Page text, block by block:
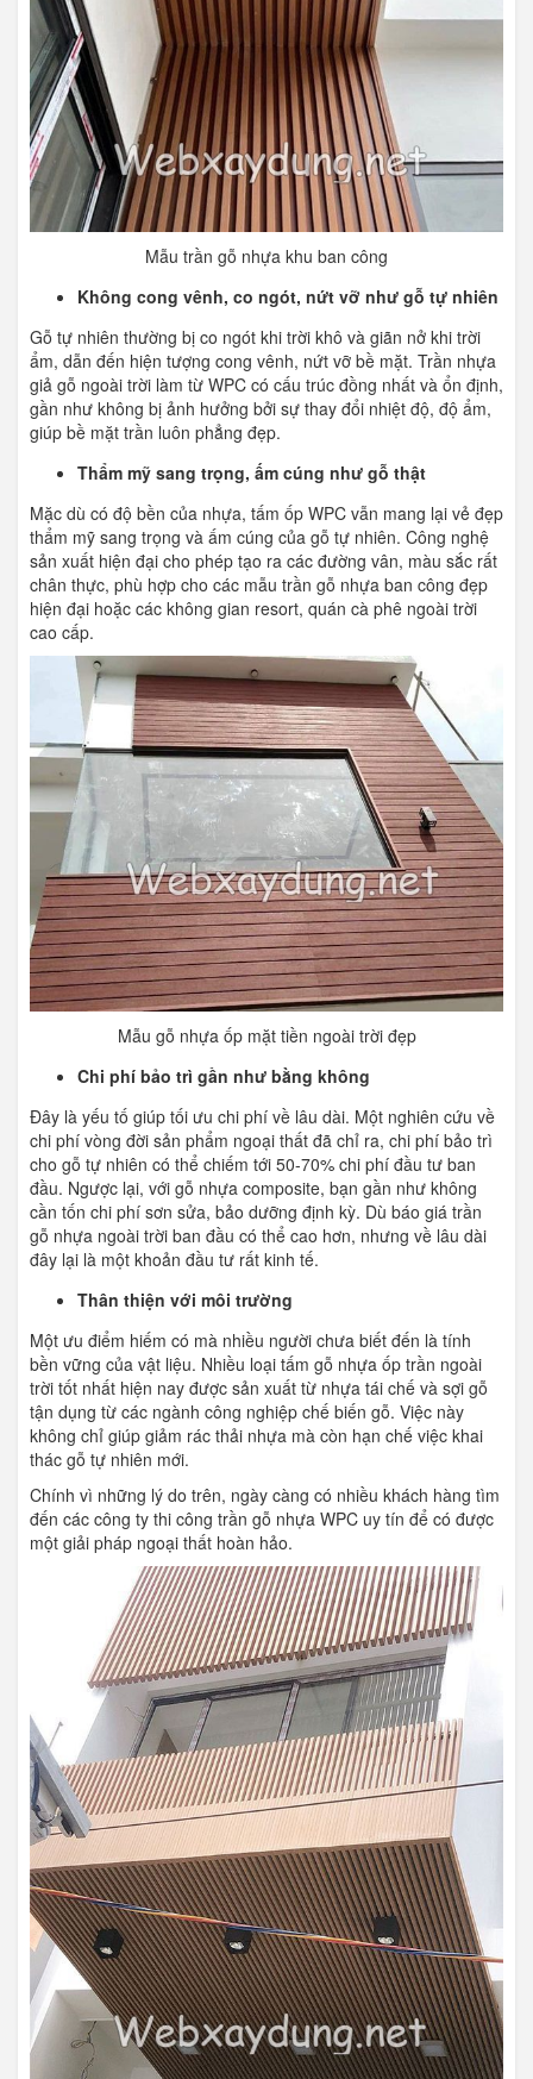
Mẫu trần gỗ nhựa khu ban công
Không cong vênh, co ngót, nứt vỡ như gỗ tự nhiên
Gỗ tự nhiên thường bị co ngót khi trời khô và giãn nở khi trời
ẩm, dẫn đến hiện tượng cong vênh, nứt vỡ bề mặt. Trần nhựa
giả gỗ ngoài trời làm từ WPC có cấu trúc đồng nhất và ổn định,
gần như không bị ảnh hưởng bởi sự thay đổi nhiệt độ, độ ẩm,
giúp bề mặt trần luôn phẳng đẹp.
Thẩm mỹ sang trọng, ấm cúng như gỗ thật
Mặc dù có độ bền của nhựa, tấm ốp WPC vẫn mang lại vẻ đẹp
thẩm mỹ sang trọng và ấm cúng của gỗ tự nhiên. Công nghệ
sản xuất hiện đại cho phép tạo ra các đường vân, màu sắc rất
chân thực, phù hợp cho các mẫu trần gỗ nhựa ban công đẹp
hiện đại hoặc các không gian resort, quán cà phê ngoài trời
cao cấp.
Mẫu gỗ nhựa ốp mặt tiền ngoài trời đẹp
Chi phí bảo trì gần như bằng không
Đây là yếu tố giúp tối ưu chi phí về lâu dài. Một nghiên cứu về
chi phí vòng đời sản phẩm ngoại thất đã chỉ ra, chi phí bảo trì
cho gỗ tự nhiên có thể chiếm tới 50-70% chi phí đầu tư ban
đầu. Ngược lại, với gỗ nhựa composite, bạn gần như không
cần tốn chi phí sơn sửa, bảo dưỡng định kỳ. Dù báo giá trần
gỗ nhựa ngoài trời ban đầu có thể cao hơn, nhưng về lâu dài
đây lại là một khoản đầu tư rất kinh tế.
Thân thiện với môi trường
Một ưu điểm hiếm có mà nhiều người chưa biết đến là tính
bền vững của vật liệu. Nhiều loại tấm gỗ nhựa ốp trần ngoài
trời tốt nhất hiện nay được sản xuất từ nhựa tái chế và sợi gỗ
tận dụng từ các ngành công nghiệp chế biến gỗ. Việc này
không chỉ giúp giảm rác thải nhựa mà còn hạn chế việc khai
thác gỗ tự nhiên mới.
Chính vì những lý do trên, ngày càng có nhiều khách hàng tìm
đến các công ty thi công trần gỗ nhựa WPC uy tín để có được
một giải pháp ngoại thất hoàn hảo.